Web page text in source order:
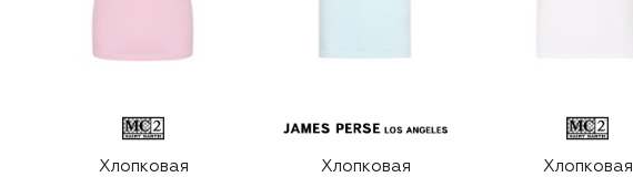
Хлопковая
Хлопковая
Хлопковая